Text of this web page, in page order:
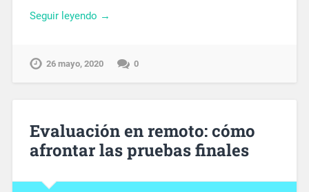
Seguir leyendo →
26 mayo, 2020 0
Evaluación en remoto: cómo
afrontar las pruebas finales